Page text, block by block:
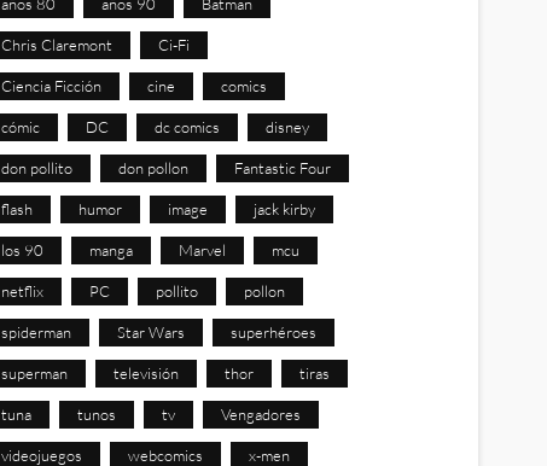
Chris Claremont Ci-Fi
Ciencia Ficción cine comics
cómic DC dc comics disney
don pollito don pollon Fantastic Four
flash humor image jack kirby
los 90 manga Marvel mcu
netflix PC pollito pollon
spiderman Star Wars superhéroes
superman televisión thor tiras
tuna tunos tv Vengadores
videojuegos webcomics x-men